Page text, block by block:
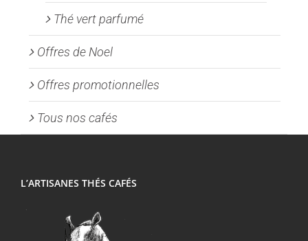
Thé vert parfumé
Offres de Noel
Offres promotionnelles
Tous nos cafés
L’ARTISANES THÉS CAFÉS